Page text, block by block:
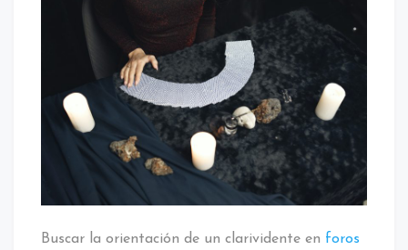
Buscar la orientación de un clarividente en foros